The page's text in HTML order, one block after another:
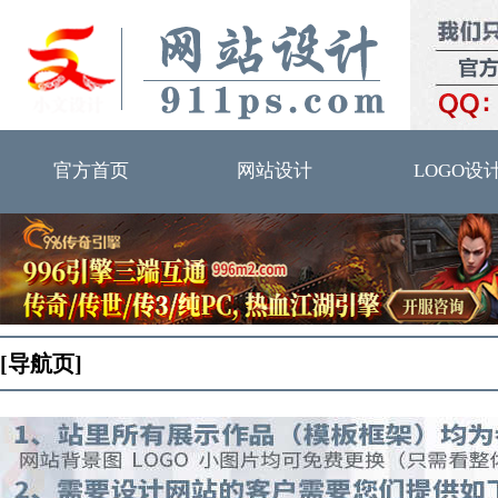
官方首页 网站设计 LOGO设
[导航页]